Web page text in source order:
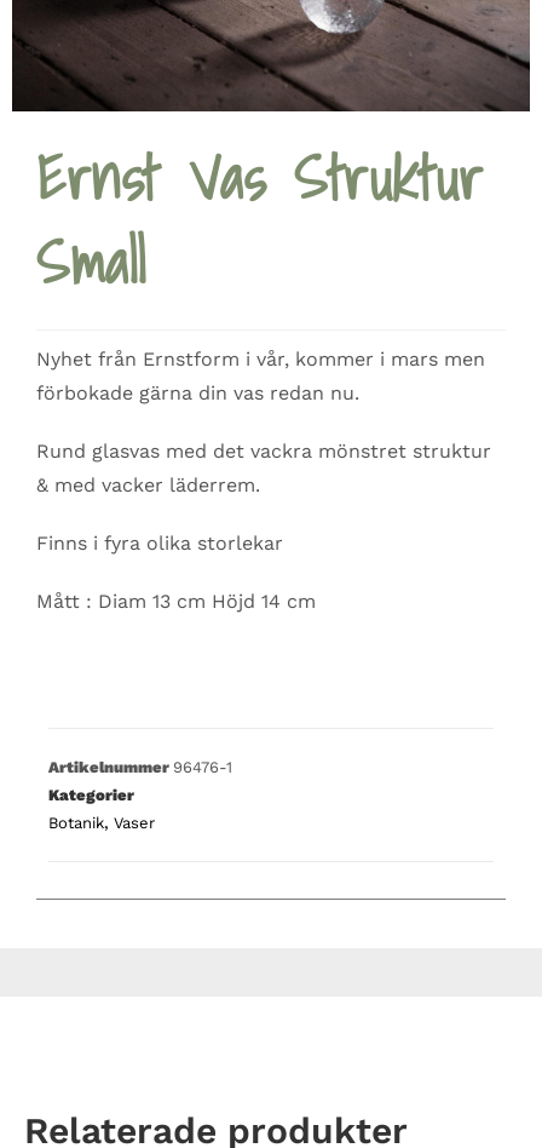
Ernst Vas Struktur
Small
Nyhet från Ernstform i vår, kommer i mars men
förbokade gärna din vas redan nu.
Rund glasvas med det vackra mönstret struktur
& med vacker läderrem.
Finns i fyra olika storlekar
Mått : Diam 13 cm Höjd 14 cm
Artikelnummer 96476-1
Kategorier
Botanik, Vaser
Relaterade produkter